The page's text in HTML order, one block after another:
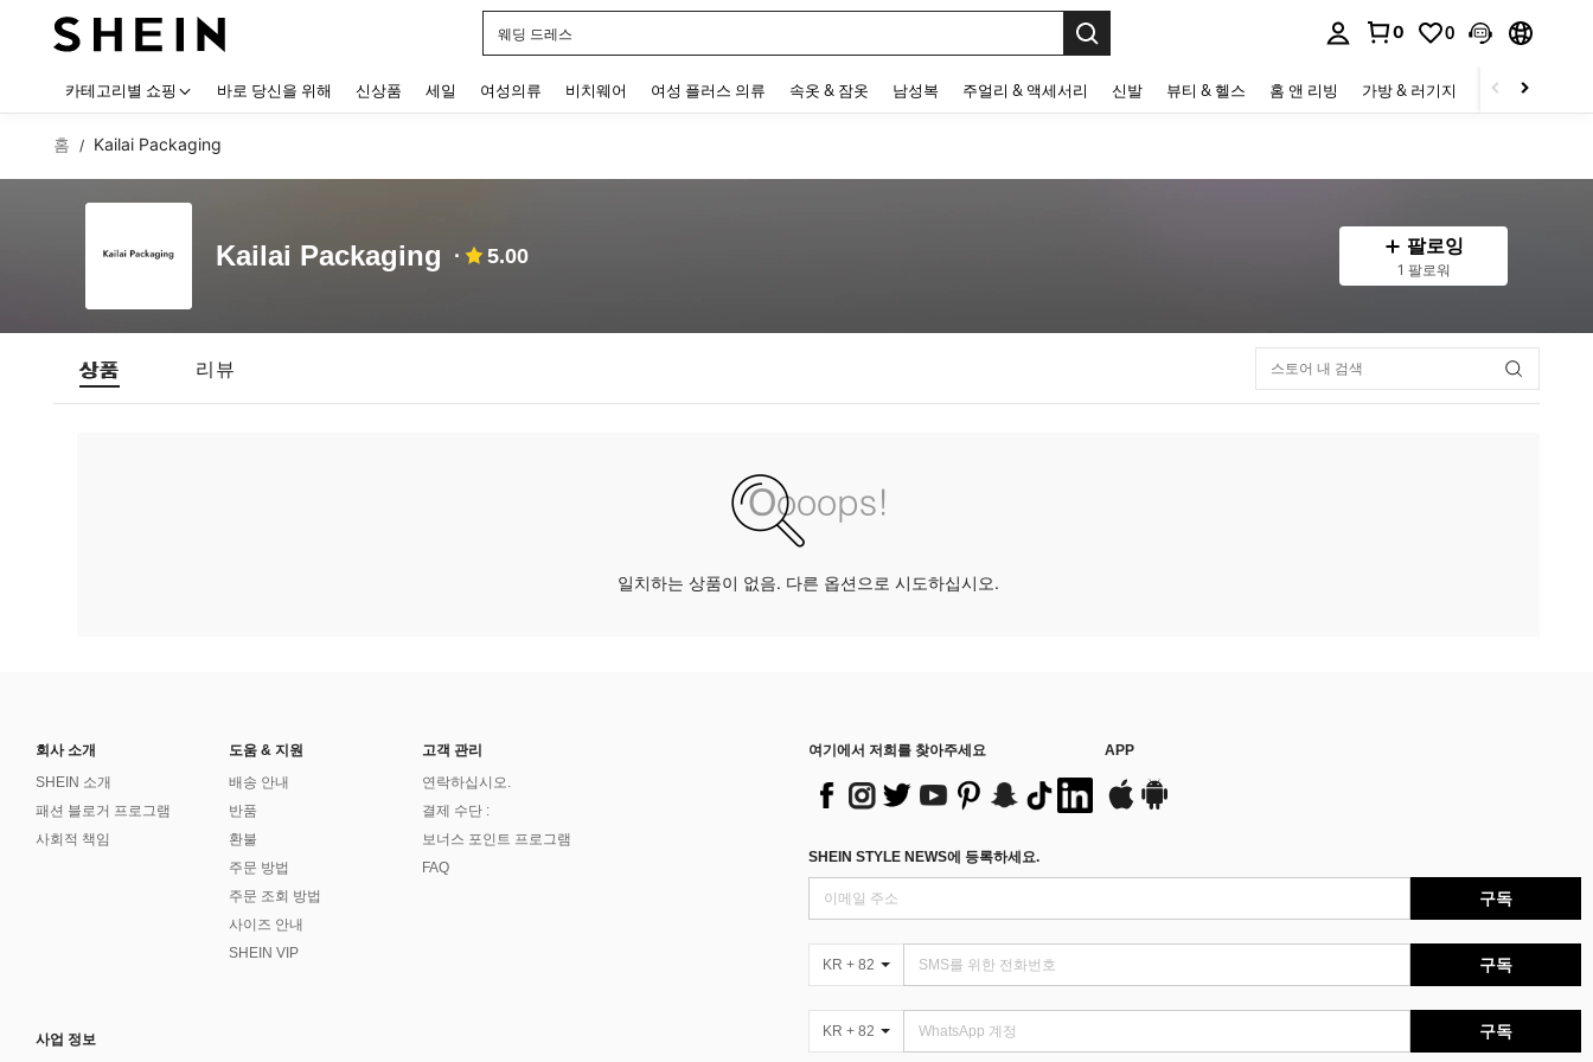
웨딩 드레스
0 0
카테고리별 쇼핑 바로 당신을 위해 신상품 세일 여성의류 비치웨어 여성 플러스 의류 속옷 & 잠옷 남성복 주얼리 & 액세서리 신발 뷰티 & 헬스 홈 앤 리빙 가방 & 러기지 스포츠 & 아웃
홈 / Kailai Packaging
Kailai Packaging 5.00 팔로잉
1 팔로워
상품 리뷰
일치하는 상품이 없음. 다른 옵션으로 시도하십시오.
회사 소개
SHEIN 소개
패션 블로거 프로그램
사회적 책임
도움 & 지원
배송 안내
반품
환불
주문 방법
주문 조회 방법
사이즈 안내
SHEIN VIP
고객 관리
연락하십시오.
결제 수단 :
보너스 포인트 프로그램
FAQ
사업 정보
여기에서 저희를 찾아주세요 APP
SHEIN STYLE NEWS에 등록하세요.
구독
KR + 82 구독
KR + 82 구독